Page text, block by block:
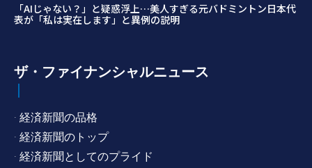
「AIじゃない？」と疑惑浮上…美人すぎる元バドミントン日本代
表が「私は実在します」と異例の説明
ザ・ファイナンシャルニュース
· 経済新聞の品格
· 経済新聞のトップ
· 経済新聞としてのプライド